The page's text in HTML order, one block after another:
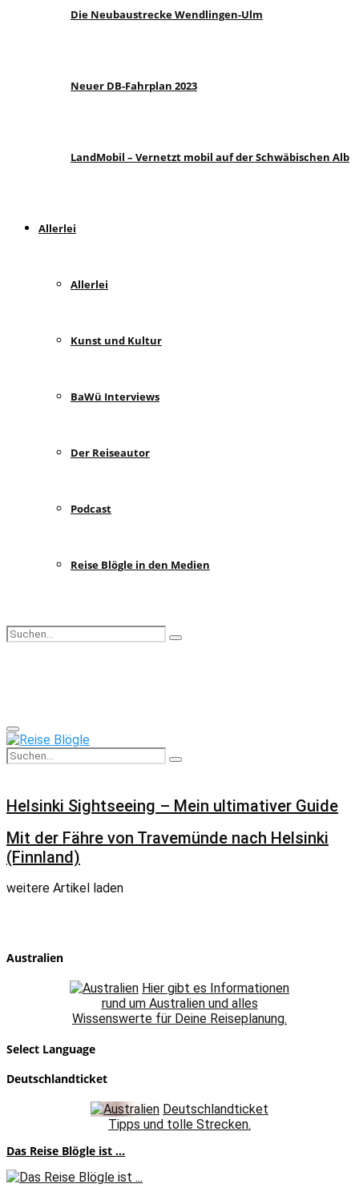
Die Neubaustrecke Wendlingen-Ulm
Neuer DB-Fahrplan 2023
LandMobil – Vernetzt mobil auf der Schwäbischen Alb
Allerlei
Allerlei
Kunst und Kultur
BaWü Interviews
Der Reiseautor
Podcast
Reise Blögle in den Medien
Search
Search
Primary
Menu
Search
for:
Search
Helsinki Sightseeing – Mein ultimativer Guide
Mit der Fähre von Travemünde nach Helsinki
(Finnland)
weitere Artikel laden
Australien
Hier gibt es Informationen
rund um Australien und alles
Wissenswerte für Deine Reiseplanung.
Select Language
Deutschlandticket
Deutschlandticket
Tipps und tolle Strecken.
Das Reise Blögle ist ...